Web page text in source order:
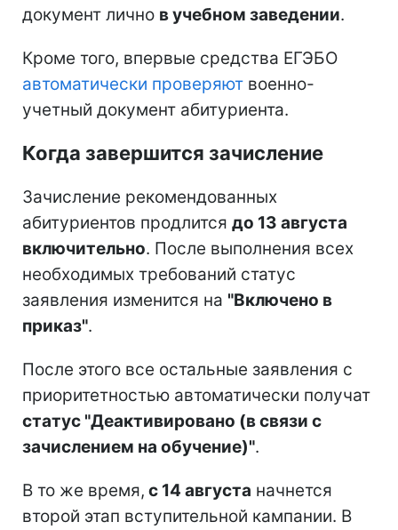
документ лично в учебном заведении.
Кроме того, впервые средства ЕГЭБО
автоматически проверяют военно-
учетный документ абитуриента.
Когда завершится зачисление
Зачисление рекомендованных
абитуриентов продлится до 13 августа
включительно. После выполнения всех
необходимых требований статус
заявления изменится на "Включено в
приказ".
После этого все остальные заявления с
приоритетностью автоматически получат
статус "Деактивировано (в связи с
зачислением на обучение)".
В то же время, с 14 августа начнется
второй этап вступительной кампании. В